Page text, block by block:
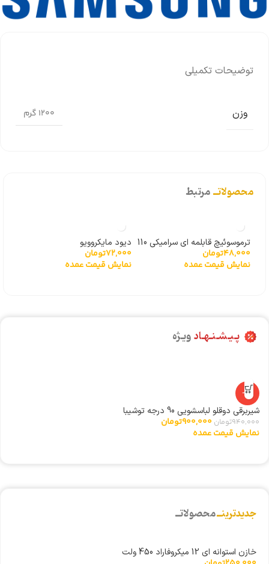
توضیحات تکمیلی
وزن 1200 گرم
محصولاتــمرتبط
ترموسوئیچ قابلمه ای سرامیکی 110
درجه
48,000تومان
نمایش قیمت عمده
دیود مایکروویو
72,000تومان
نمایش قیمت عمده
پـیـشـنـهـادویـژه
-4%
شیربرقی دوقلو لباسشویی 90 درجه توشیبا
940,000تومان 900,000تومان
نمایش قیمت عمده
جدیدترینــمحصولاتــ
خازن استوانه ای 12 میکروفاراد 450 ولت